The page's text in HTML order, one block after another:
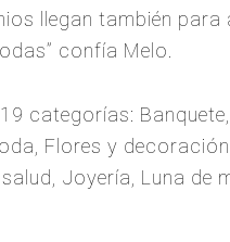
llegan también para
confía Melo.
categorías:
Flores y
Joyería, Luna de